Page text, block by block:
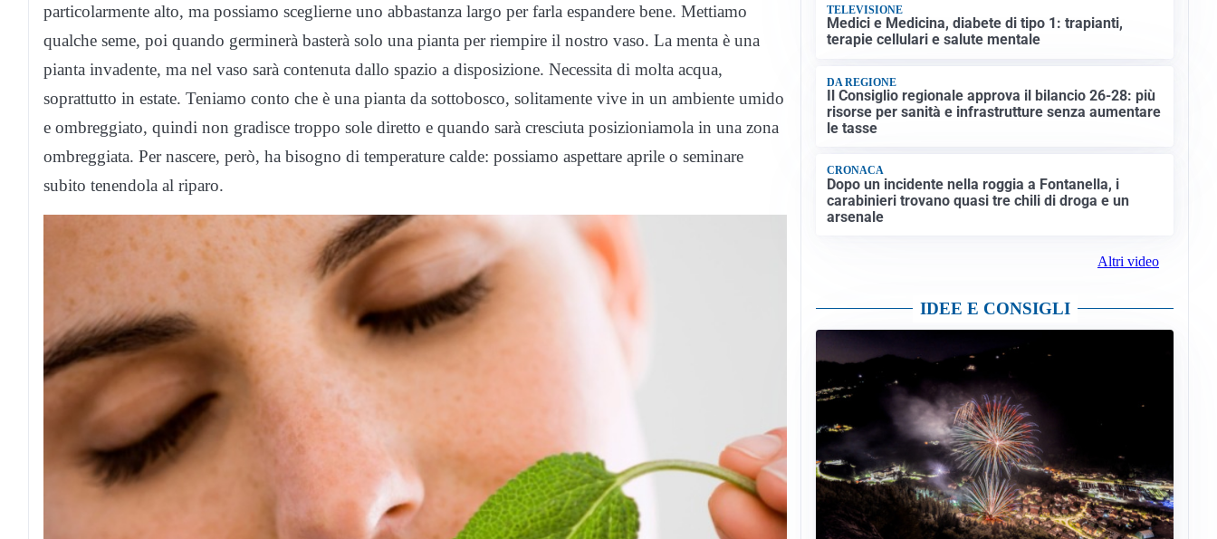
particolarmente alto, ma possiamo sceglierne uno abbastanza largo per farla espandere bene. Mettiamo
qualche seme, poi quando germinerà basterà solo una pianta per riempire il nostro vaso. La menta è una
pianta invadente, ma nel vaso sarà contenuta dallo spazio a disposizione. Necessita di molta acqua,
soprattutto in estate. Teniamo conto che è una pianta da sottobosco, solitamente vive in un ambiente umido
e ombreggiato, quindi non gradisce troppo sole diretto e quando sarà cresciuta posizioniamola in una zona
ombreggiata. Per nascere, però, ha bisogno di temperature calde: possiamo aspettare aprile o seminare
subito tenendola al riparo.
TELEVISIONE
Medici e Medicina, diabete di tipo 1: trapianti,
terapie cellulari e salute mentale
DA REGIONE
Il Consiglio regionale approva il bilancio 26-28: più
risorse per sanità e infrastrutture senza aumentare
le tasse
CRONACA
Dopo un incidente nella roggia a Fontanella, i
carabinieri trovano quasi tre chili di droga e un
arsenale
Altri video
IDEE E CONSIGLI